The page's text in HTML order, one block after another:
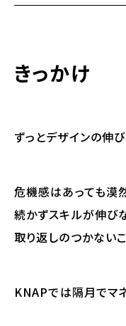
きっかけ
ずっとデザインの伸
危機感はあっても漠
続かずスキルが伸び
取り返しのつかない
KNAPでは隔月でマ